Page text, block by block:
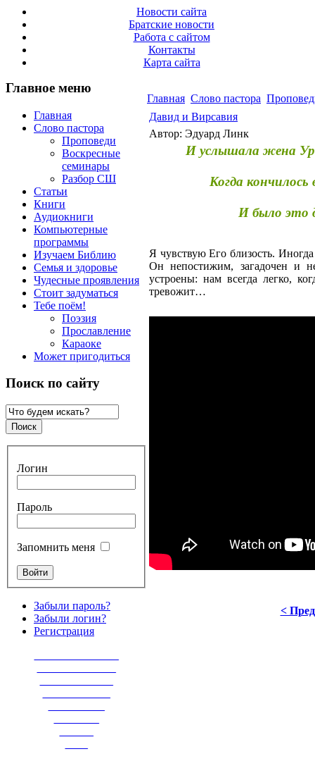
Новости сайта
Братские новости
Работа с сайтом
Контакты
Карта сайта
Главное меню
Главная
Слово пастора
Проповеди
Воскресные
семинары
Разбор СШ
Статьи
Книги
Аудиокниги
Компьютерные
программы
Изучаем Библию
Семья и здоровье
Чудесные проявления
Стоит задуматься
Тебе поём!
Поэзия
Прославление
Караоке
Может пригодиться
Поиск по сайту
Логин
Пароль
Запомнить меня
Забыли пароль?
Забыли логин?
Регистрация
Главная Слово пастора
Давид и Вирсавия
Автор: Эдуард Линк
И услышала жена
Когда кончилось
И было это
Я чувствую Его близость.
Он непостижим, загадочен и
устроены: нам всегда легко,
тревожит…
<